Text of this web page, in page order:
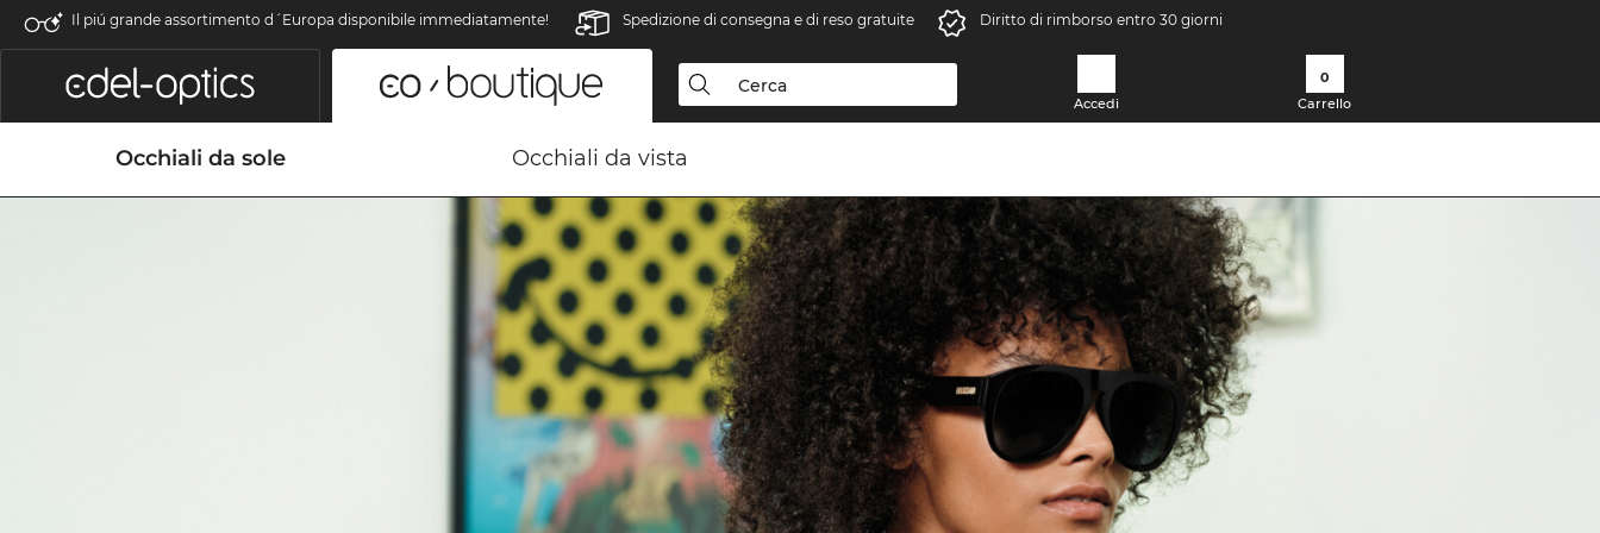
Il piú grande assortimento d´Europa disponibile immediatamente! Spedizione di consegna e di reso gratuite Diritto di rimborso entro 30 giorni
Accedi
0
Carrello
Occhiali da sole Occhiali da vista